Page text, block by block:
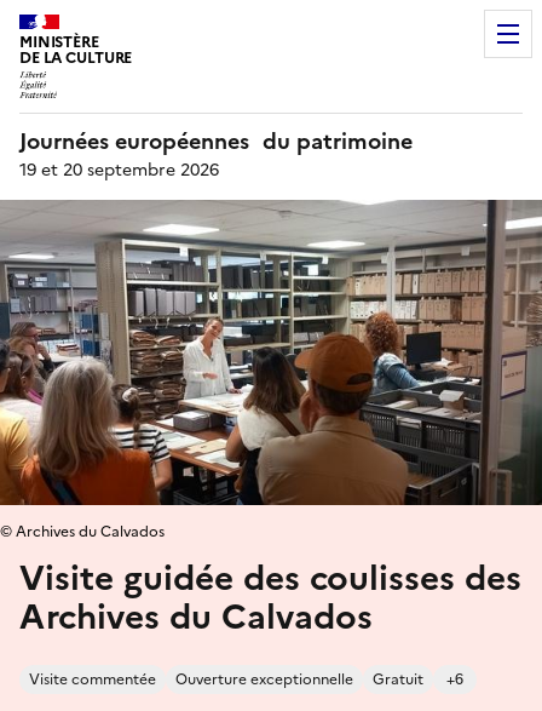
MINISTÈRE
DE LA CULTURE
Journées européennes du patrimoine
19 et 20 septembre 2026
Visite guidée des coulisses des
Archives du Calvados
Visite commentée Ouverture exceptionnelle Gratuit +6
© Archives du Calvados